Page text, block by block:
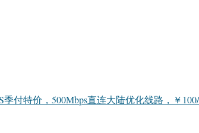
季付特价，500Mbps直连大陆优化线路，￥